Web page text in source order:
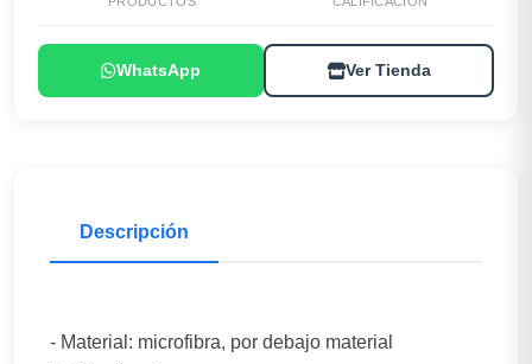
WhatsApp Ver Tienda
Descripción
- Material: microfibra, por debajo material